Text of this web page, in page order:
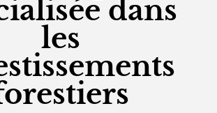
dans
les